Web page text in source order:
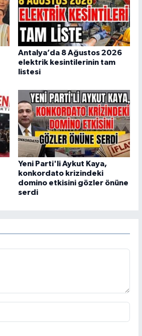
Antalya’da 8 Ağustos 2026
elektrik kesintilerinin tam
listesi
Yeni Parti'li Aykut Kaya,
konkordato krizindeki
domino etkisini gözler önüne
serdi